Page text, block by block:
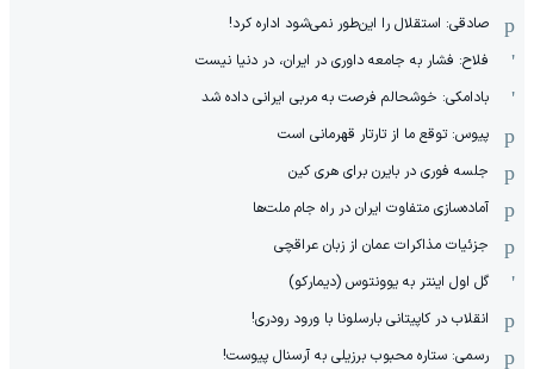
صادقی: استقلال را این‌طور نمی‌شود اداره کرد!
فلاح: فشار به جامعه داوری در ایران، در دنیا نیست
بادامکی: خوشحالم فرصت به مربی ایرانی داده شد
پیوس: توقع ما از تارتار قهرمانی است
جلسه فوری در بایرن برای هری کین
آماده‌سازی متفاوت ایران در راه جام ملت‌ها
جزئیات مذاکرات عمان از زبان عراقچی
گل اول اینتر به یوونتوس (دیمارکو)
انقلاب در کاپیتانی بارسلونا با ورود رودری!
رسمی: ستاره محبوب برزیلی به آرسنال پیوست!